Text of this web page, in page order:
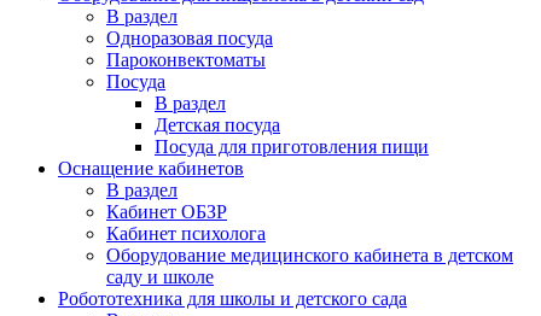
В раздел
Одноразовая посуда
Пароконвектоматы
Посуда
В раздел
Детская посуда
Посуда для приготовления пищи
Оснащение кабинетов
В раздел
Кабинет ОБЗР
Кабинет психолога
Оборудование медицинского кабинета в детском
саду и школе
Робототехника для школы и детского сада